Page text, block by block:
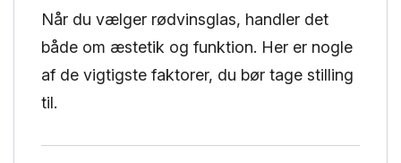
Når du vælger rødvinsglas, handler det
både om æstetik og funktion. Her er nogle
af de vigtigste faktorer, du bør tage stilling
til.